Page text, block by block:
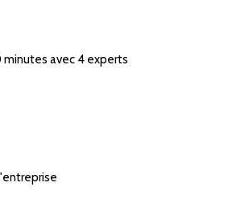
avec 4 experts